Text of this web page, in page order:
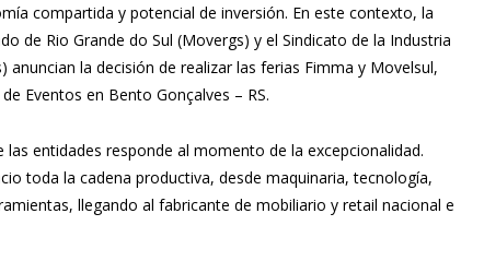
compartida y potencial de inversión. En este contexto, la
de Rio Grande do Sul (Movergs) y el Sindicato de la Industria
anuncian la decisión de realizar las ferias Fimma y Movelsul,
Eventos en Bento Gonçalves – RS.
entidades responde al momento de la excepcionalidad.
toda la cadena productiva, desde maquinaria, tecnología,
llegando al fabricante de mobiliario y retail nacional e